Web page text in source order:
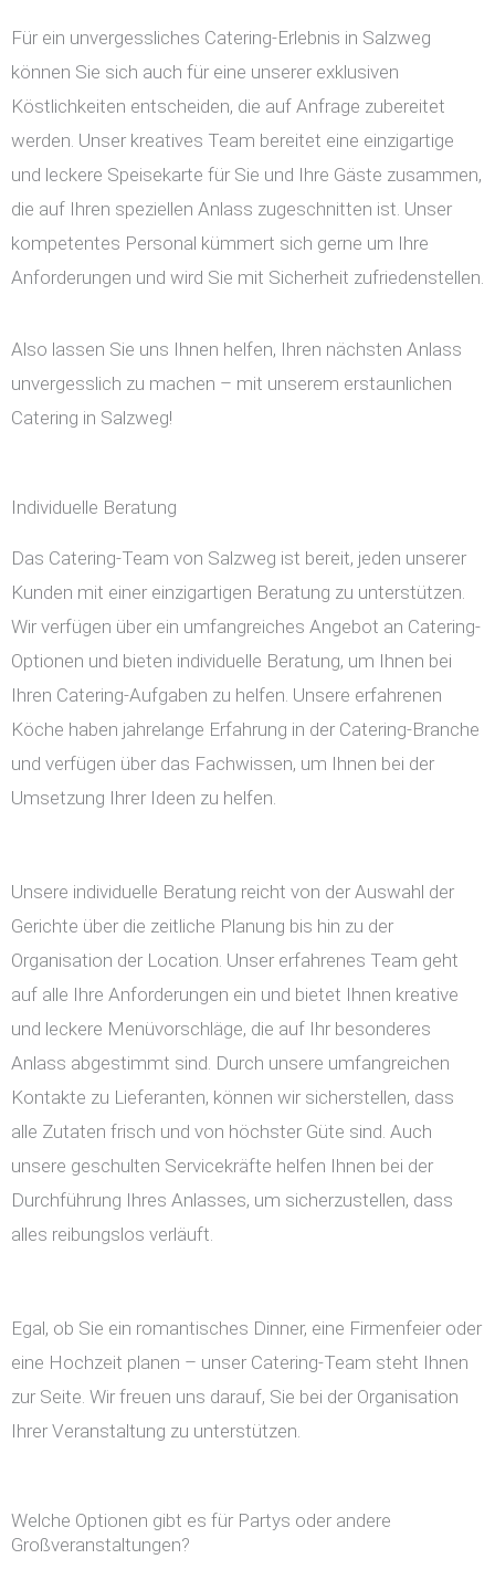
Für ein unvergessliches Catering-Erlebnis in Salzweg
können Sie sich auch für eine unserer exklusiven
Köstlichkeiten entscheiden, die auf Anfrage zubereitet
werden. Unser kreatives Team bereitet eine einzigartige
und leckere Speisekarte für Sie und Ihre Gäste zusammen,
die auf Ihren speziellen Anlass zugeschnitten ist. Unser
kompetentes Personal kümmert sich gerne um Ihre
Anforderungen und wird Sie mit Sicherheit zufriedenstellen.
Also lassen Sie uns Ihnen helfen, Ihren nächsten Anlass
unvergesslich zu machen – mit unserem erstaunlichen
Catering in Salzweg!
Individuelle Beratung
Das Catering-Team von Salzweg ist bereit, jeden unserer
Kunden mit einer einzigartigen Beratung zu unterstützen.
Wir verfügen über ein umfangreiches Angebot an Catering-
Optionen und bieten individuelle Beratung, um Ihnen bei
Ihren Catering-Aufgaben zu helfen. Unsere erfahrenen
Köche haben jahrelange Erfahrung in der Catering-Branche
und verfügen über das Fachwissen, um Ihnen bei der
Umsetzung Ihrer Ideen zu helfen.
Unsere individuelle Beratung reicht von der Auswahl der
Gerichte über die zeitliche Planung bis hin zu der
Organisation der Location. Unser erfahrenes Team geht
auf alle Ihre Anforderungen ein und bietet Ihnen kreative
und leckere Menüvorschläge, die auf Ihr besonderes
Anlass abgestimmt sind. Durch unsere umfangreichen
Kontakte zu Lieferanten, können wir sicherstellen, dass
alle Zutaten frisch und von höchster Güte sind. Auch
unsere geschulten Servicekräfte helfen Ihnen bei der
Durchführung Ihres Anlasses, um sicherzustellen, dass
alles reibungslos verläuft.
Egal, ob Sie ein romantisches Dinner, eine Firmenfeier oder
eine Hochzeit planen – unser Catering-Team steht Ihnen
zur Seite. Wir freuen uns darauf, Sie bei der Organisation
Ihrer Veranstaltung zu unterstützen.
Welche Optionen gibt es für Partys oder andere
Großveranstaltungen?